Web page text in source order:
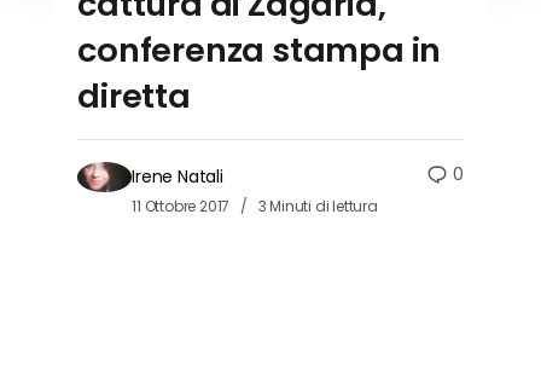
conferenza stampa in
diretta
Irene Natali
11 Ottobre 2017 3 Minuti di lettura
0